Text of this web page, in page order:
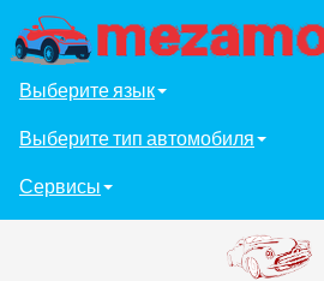
Выберите язык
Выберите тип автомобиля
Сервисы